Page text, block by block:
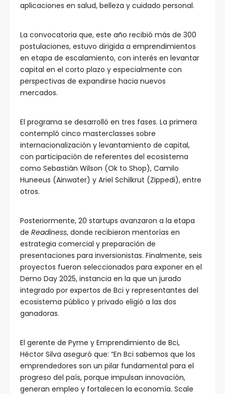
aplicaciones en salud, belleza y cuidado personal.
La convocatoria que, este año recibió más de 300
postulaciones, estuvo dirigida a emprendimientos
en etapa de escalamiento, con interés en levantar
capital en el corto plazo y especialmente con
perspectivas de expandirse hacia nuevos
mercados.
El programa se desarrolló en tres fases. La primera
contempló cinco masterclasses sobre
internacionalización y levantamiento de capital,
con participación de referentes del ecosistema
como Sebastián Wilson (Ok to Shop), Camilo
Huneeus (Ainwater) y Ariel Schilkrut (Zippedi), entre
otros.
Posteriormente, 20 startups avanzaron a la etapa
de Readiness, donde recibieron mentorías en
estrategia comercial y preparación de
presentaciones para inversionistas. Finalmente, seis
proyectos fueron seleccionados para exponer en el
Demo Day 2025, instancia en la que un jurado
integrado por expertos de Bci y representantes del
ecosistema público y privado eligió a las dos
ganadoras.
El gerente de Pyme y Emprendimiento de Bci,
Héctor Silva aseguró que: “En Bci sabemos que los
emprendedores son un pilar fundamental para el
progreso del país, porque impulsan innovación,
generan empleo y fortalecen la economía. Scale